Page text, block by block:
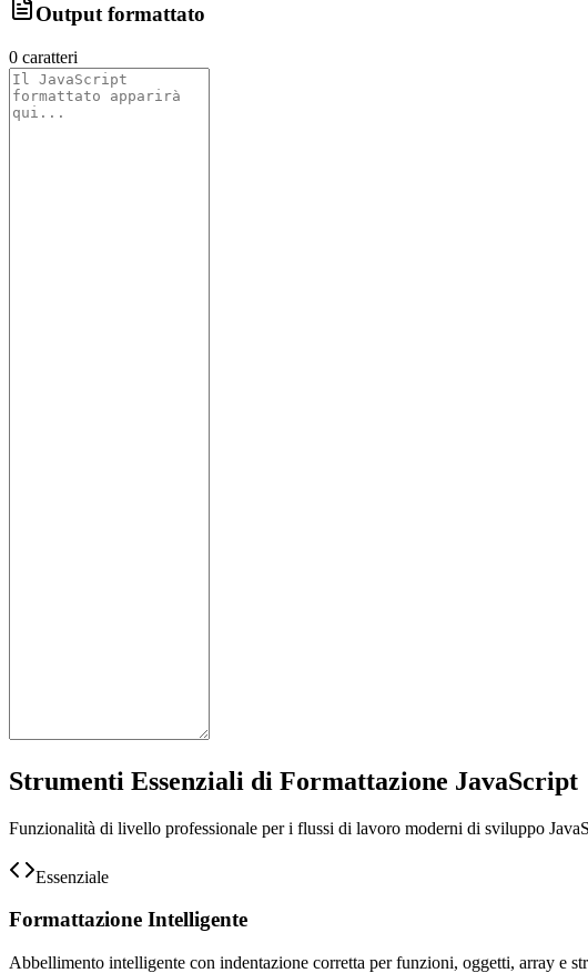
Output formattato
0 caratteri
Strumenti Essenziali di Formattazione JavaScript
Funzionalità di livello professionale per i flussi di lavoro moderni di sviluppo
Essenziale
Formattazione Intelligente
Abbellimento intelligente con indentazione corretta per funzioni, oggetti, array e